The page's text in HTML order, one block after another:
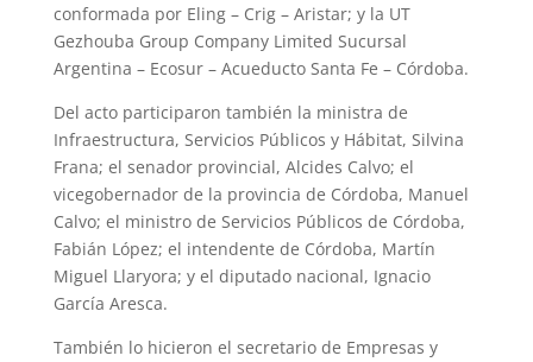
conformada por Eling – Crig – Aristar; y la UT
Gezhouba Group Company Limited Sucursal
Argentina – Ecosur – Acueducto Santa Fe – Córdoba.
Del acto participaron también la ministra de
Infraestructura, Servicios Públicos y Hábitat, Silvina
Frana; el senador provincial, Alcides Calvo; el
vicegobernador de la provincia de Córdoba, Manuel
Calvo; el ministro de Servicios Públicos de Córdoba,
Fabián López; el intendente de Córdoba, Martín
Miguel Llaryora; y el diputado nacional, Ignacio
García Aresca.
También lo hicieron el secretario de Empresas y